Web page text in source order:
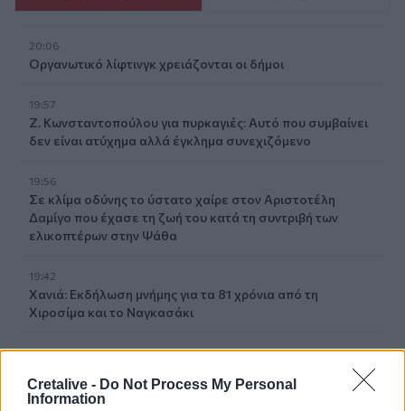
Cretalive - Do Not Process My Personal
Information
20:06
Οργανωτικό λίφτινγκ χρειάζονται οι δήμοι
19:57
Ζ. Κωνσταντοπούλου για πυρκαγιές: Αυτό που συμβαίνει
δεν είναι ατύχημα αλλά έγκλημα συνεχιζόμενο
19:56
Σε κλίμα οδύνης το ύστατο χαίρε στον Αριστοτέλη
Δαμίγο που έχασε τη ζωή του κατά τη συντριβή των
ελικοπτέρων στην Ψάθα
19:42
Χανιά: Εκδήλωση μνήμης για τα 81 χρόνια από τη
Χιροσίμα και το Ναγκασάκι
19:33
Σενετάκης για ΒΟΑΚ: «Η Κρήτη αποκτά επιτέλους έναν
υπερσύγχρονο αυτοκινητόδρομο»